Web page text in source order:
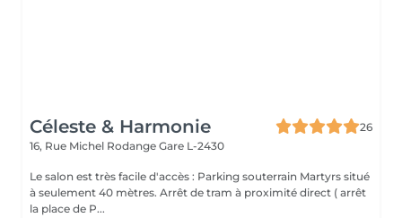
Céleste & Harmonie
26
16, Rue Michel Rodange Gare L-2430
Le salon est très facile d'accès : Parking souterrain Martyrs situé
à seulement 40 mètres. Arrêt de tram à proximité direct ( arrêt
la place de P...